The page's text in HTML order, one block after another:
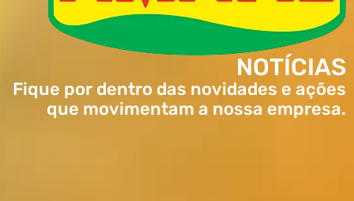
NOTÍCIAS
Fique por dentro das novidades e ações
que movimentam a nossa empresa.